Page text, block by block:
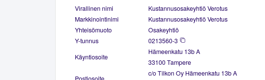
Virallinen nimi
Kustannusosakeyhtiö Verotus
Markkinointinimi
Kustannusosakeyhtiö Verotus
Yhteisömuoto
Osakeyhtiö
Y-tunnus
0213560-3
Käyntiosoite
Hämeenkatu 13b A
33100 Tampere
c/o Tilkon Oy Hämeenkatu 13b A